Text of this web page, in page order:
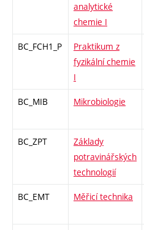
analytické
chemie I
BC_FCH1_P
Praktikum z
fyzikální chemie
I
BC_MIB Mikrobiologie
BC_ZPT
Základy
potravinářských
technologií
BC_EMT Měřicí technika